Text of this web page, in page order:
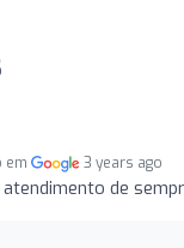
em 3 years ago
de